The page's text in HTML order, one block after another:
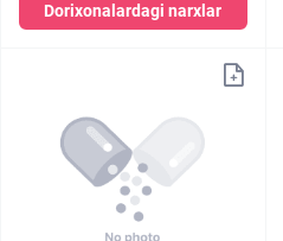
Dorixonalardagi narxlar